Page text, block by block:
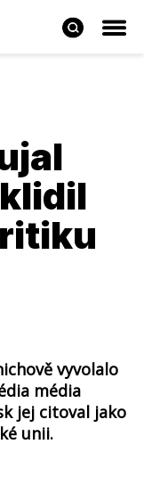
vyvolalo
média
jej citoval jako
unii.